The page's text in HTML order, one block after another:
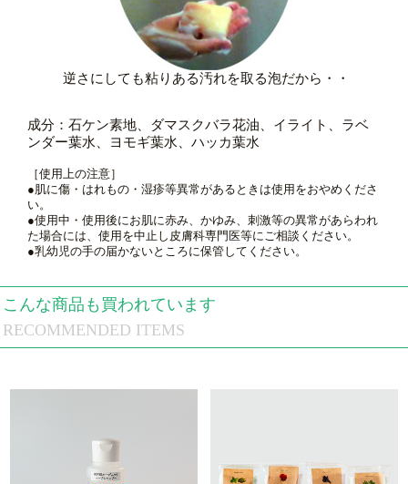
逆さにしても粘りある汚れを取る泡だから・・
成分：石ケン素地、ダマスクバラ花油、イライト、ラベ
ンダー葉水、ヨモギ葉水、ハッカ葉水
［使用上の注意］
●肌に傷・はれもの・湿疹等異常があるときは使用をおやめくださ
い。
●使用中・使用後にお肌に赤み、かゆみ、刺激等の異常があらわれ
た場合には、使用を中止し皮膚科専門医等にご相談ください。
●乳幼児の手の届かないところに保管してください。
RECOMMENDED ITEMS
こんな商品も買われています